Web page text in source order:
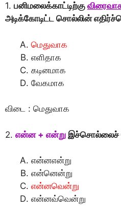
1. பனிமலைக்காட்டிற்கு
அடிக்கோடிட்ட சொல்லின்
மெதுவாக
எளிதாக
கடினமாக
வேகமாக
விடை : மெதுவாக
2. என்ன + என்று இச்சொல்லைச்
என்னஎன்று
என்னென்று
என்னவென்று
என்னவ்வென்று